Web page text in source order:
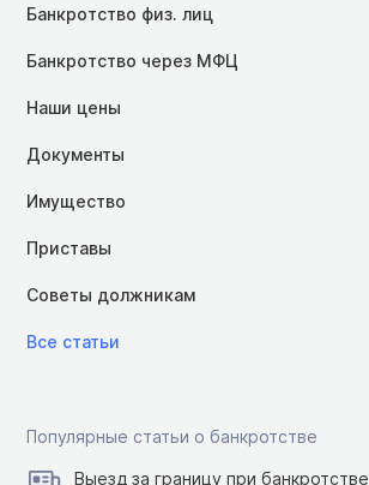
Банкротство физ. лиц
Банкротство через МФЦ
Наши цены
Документы
Имущество
Приставы
Советы должникам
Все статьи
Популярные статьи о банкротстве
Выезд за границу при банкротстве